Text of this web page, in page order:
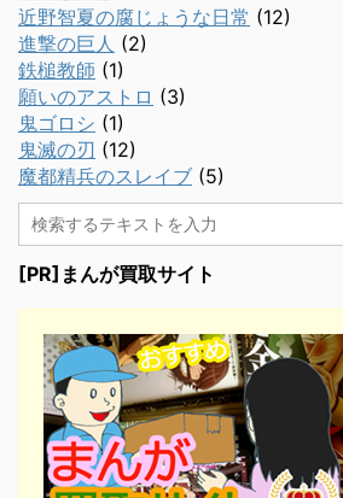
近野智夏の腐じょうな日常 (12)
進撃の巨人 (2)
鉄槌教師 (1)
願いのアストロ (3)
鬼ゴロシ (1)
鬼滅の刃 (12)
魔都精兵のスレイブ (5)
[PR]まんが買取サイト